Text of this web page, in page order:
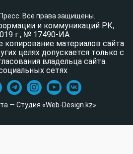
Все права защищены.
и коммуникаций РК,
г., № 17490-ИА
копирование материалов сайта
целях допускается только с
владельца сайта.
сетях
— Студия «Web-Design.kz»